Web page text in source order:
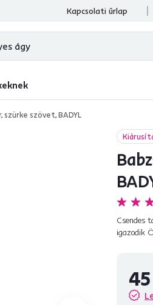
Kapcsolati űrlap
szürke szövet, BADYL
Csendes
igazodik